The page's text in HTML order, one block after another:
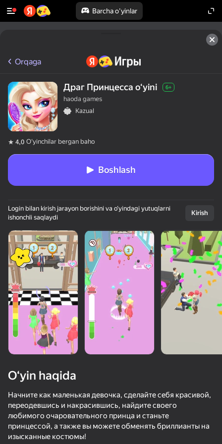
Barcha o'yinlar
Пони Креатор - одевалка для девочек
68
64
58 58
Orqaga
Драг Принцесса oʻyini 6+
haoda games
Kazual
4,0 Oʻyinchilar bergan baho
Boshlash
Login bilan kirish jarayon borishini va o‘yindagi yutuqlarni
ishonchli saqlaydi
Kirish
O‘yin haqida
Начните как маленькая девочка, сделайте себя красивой,
переодевшись и накрасившись, найдите своего
любимого очаровательного принца и станьте
принцессой, а также вы можете обменять бриллианты на
изысканные костюмы!